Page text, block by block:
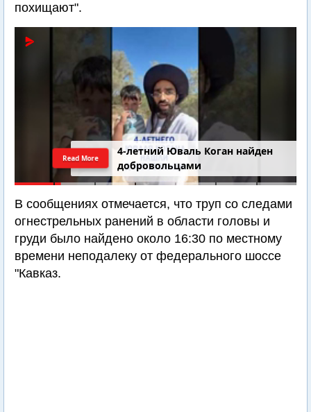
похищают".
4-летний Юваль Коган найден
добровольцами
Read More
В сообщениях отмечается, что труп со следами
огнестрельных ранений в области головы и
груди было найдено около 16:30 по местному
времени неподалеку от федерального шоссе
"Кавказ.